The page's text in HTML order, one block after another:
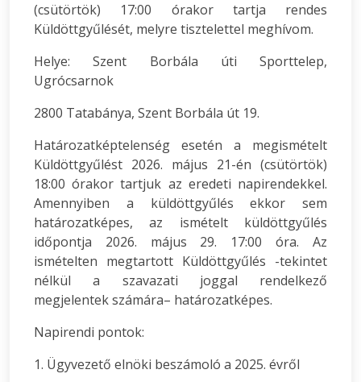
(csütörtök) 17:00 órakor tartja rendes
Küldöttgyűlését, melyre tisztelettel meghívom.
Helye: Szent Borbála úti Sporttelep,
Ugrócsarnok
2800 Tatabánya, Szent Borbála út 19.
Határozatképtelenség esetén a megismételt
Küldöttgyűlést 2026. május 21-én (csütörtök)
18:00 órakor tartjuk az eredeti napirendekkel.
Amennyiben a küldöttgyűlés ekkor sem
határozatképes, az ismételt küldöttgyűlés
időpontja 2026. május 29. 17:00 óra. Az
ismételten megtartott Küldöttgyűlés -tekintet
nélkül a szavazati joggal rendelkező
megjelentek számára– határozatképes.
Napirendi pontok:
1. Ügyvezető elnöki beszámoló a 2025. évről